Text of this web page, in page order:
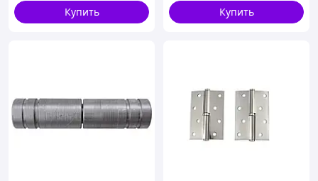
Купить
Купить